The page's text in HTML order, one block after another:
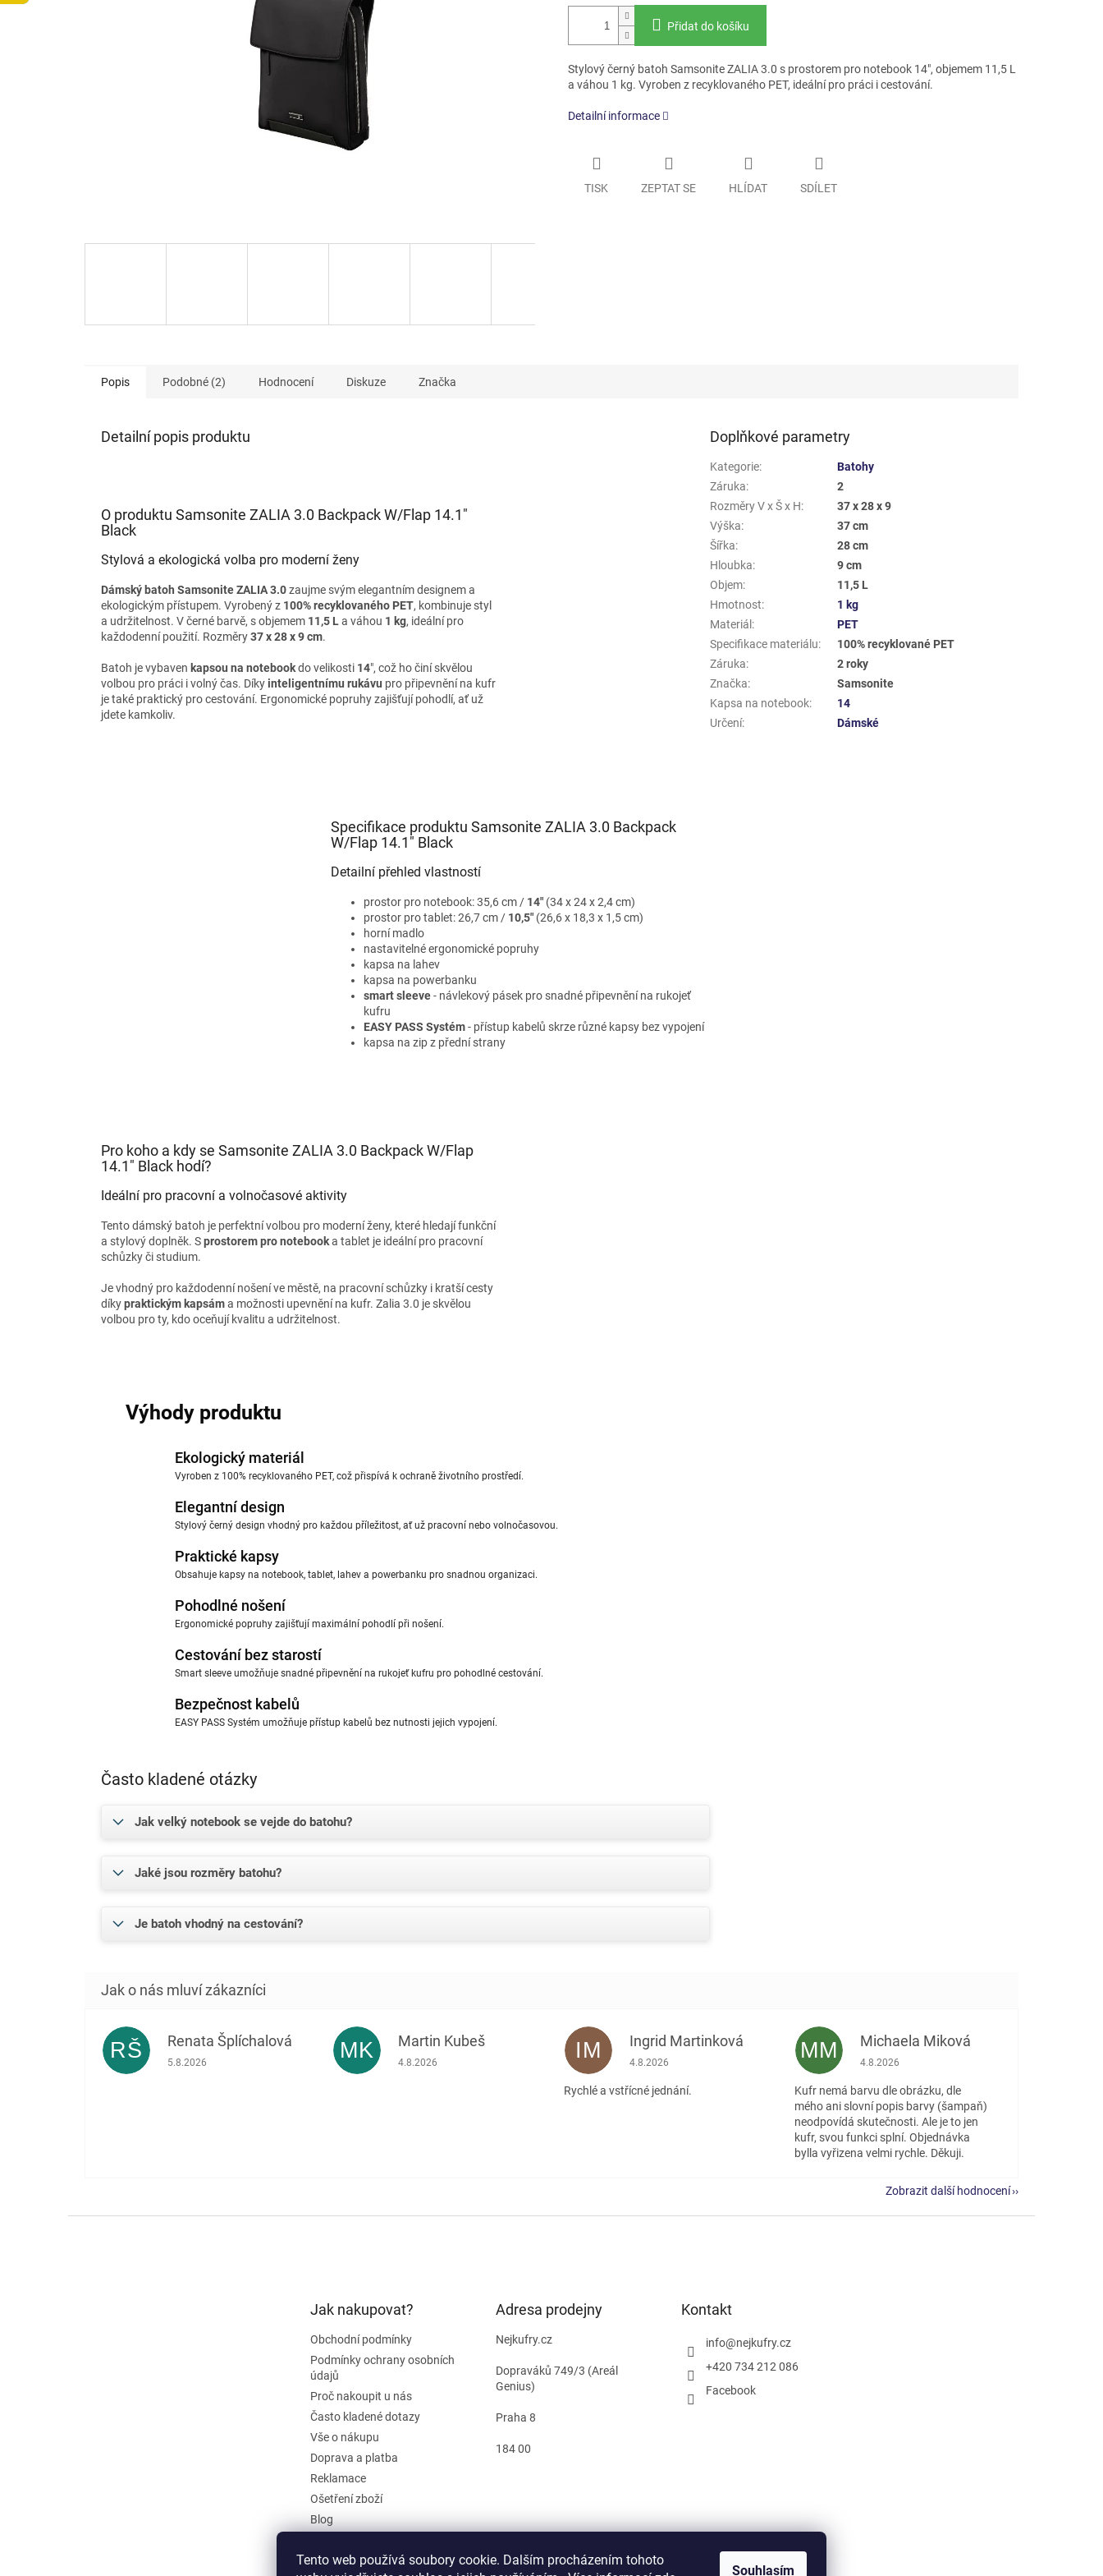
Tento web používá soubory cookie. Dalším procházením tohoto
Souhlasím
Přidat do košíku
Stylový černý batoh Samsonite ZALIA 3.0 s prostorem pro notebook 14", objemem 11,5 L
a váhou 1 kg. Vyroben z recyklovaného PET, ideální pro práci i cestování.
Detailní informace
TISK ZEPTAT SE HLÍDAT SDÍLET
Popis Podobné (2) Hodnocení Diskuze Značka
Detailní popis produktu
O produktu Samsonite ZALIA 3.0 Backpack W/Flap 14.1"
Black
Stylová a ekologická volba pro moderní ženy
Dámský batoh Samsonite ZALIA 3.0zaujme svým elegantním designem a
ekologickým přístupem. Vyrobený z 100% recyklovaného PET, kombinuje styl
a udržitelnost. V černé barvě, s objemem 11,5 La váhou 1 kg, ideální pro
každodenní použití. Rozměry37 x 28 x 9 cm.
Batoh je vybaven kapsou na notebookdo velikosti 14", což ho činí skvělou
volbou pro práci i volný čas. Díkyinteligentnímu rukávu pro připevnění na kufr
je také praktický pro cestování. Ergonomické popruhy zajišťují pohodlí, ať už
jdete kamkoliv.
Specifikace produktu Samsonite ZALIA 3.0 Backpack
W/Flap 14.1" Black
Detailní přehled vlastností
prostor pro notebook: 35,6 cm / 14"(34 x 24 x 2,4 cm)
prostor pro tablet: 26,7 cm / 10,5"(26,6 x 18,3 x 1,5 cm)
horní madlo
nastavitelné ergonomické popruhy
kapsa na lahev
kapsa na powerbanku
smart sleeve- návlekový pásek pro snadné připevnění na rukojeť
kufru
EASY PASS Systém- přístup kabelů skrze různé kapsy bez vypojení
kapsa na zip z přední strany
Pro koho a kdy se Samsonite ZALIA 3.0 Backpack W/Flap
14.1" Black hodí?
Ideální pro pracovní a volnočasové aktivity
Tento dámský batoh je perfektní volbou pro moderní ženy, které hledají funkční
a stylový doplněk. Sprostorem pro notebooka tablet je ideální pro pracovní
schůzky či studium.
Je vhodný pro každodenní nošení ve městě, na pracovní schůzky i kratší cesty
díkypraktickým kapsáma možnosti upevnění na kufr. Zalia 3.0 je skvělou
volbou pro ty, kdo oceňují kvalitu a udržitelnost.
Výhody produktu
Ekologický materiál
Vyroben z 100% recyklovaného PET, což přispívá k ochraně životního prostředí.
Elegantní design
Stylový černý design vhodný pro každou příležitost, ať už pracovní nebo volnočasovou.
Praktické kapsy
Obsahuje kapsy na notebook, tablet, lahev a powerbanku pro snadnou organizaci.
Pohodlné nošení
Ergonomické popruhy zajišťují maximální pohodlí při nošení.
Cestování bez starostí
Smart sleeve umožňuje snadné připevnění na rukojeť kufru pro pohodlné cestování.
Bezpečnost kabelů
EASY PASS Systém umožňuje přístup kabelů bez nutnosti jejich vypojení.
Často kladené otázky
Jak velký notebook se vejde do batohu?
Jaké jsou rozměry batohu?
Je batoh vhodný na cestování?
Doplňkové parametry
Kategorie:
Batohy
Záruka:
2
Rozměry V x Š x H:
37 x 28 x 9
Výška:
37 cm
Šířka:
28 cm
Hloubka:
9 cm
Objem:
11,5 L
Hmotnost:
1 kg
Materiál :
PET
Specifikace materiálu:
100% recyklované PET
Záruka:
2 roky
Značka:
Samsonite
Kapsa na notebook:
14
Určení: Dámské
RŠ Renata Šplíchalová
Hodnocení obchodu je 5 z 5 hvězdiček.
5.8.2026 MK Martin Kubeš
Hodnocení obchodu je 5 z 5 hvězdiček.
4.8.2026 IM Ingrid Martinková
Hodnocení obchodu je 5 z 5 hvězdiček.
4.8.2026
Rychlé a vstřícné jednání.
MM Michaela Miková
Hodnocení obchodu je 5 z 5 hvězdiček.
4.8.2026
Kufr nemá barvu dle obrázku, dle
mého ani slovní popis barvy (šampaň)
neodpovídá skutečnosti. Ale je to jen
kufr, svou funkci splní. Objednávka
bylla vyřizena velmi rychle. Děkuji.
Zobrazit další hodnocení
Jak nakupovat?
Obchodní podmínky
Podmínky ochrany osobních
údajů
Proč nakoupit u nás
Často kladené dotazy
Vše o nákupu
Doprava a platba
Reklamace
Ošetření zboží
Blog
Odstoupit od smlouvy
Adresa prodejny
Nejkufry.cz
Dopraváků 749/3 (Areál
Genius)
Praha 8
184 00
Kontakt
info@nejkufry.cz
+420 734 212 086
Facebook